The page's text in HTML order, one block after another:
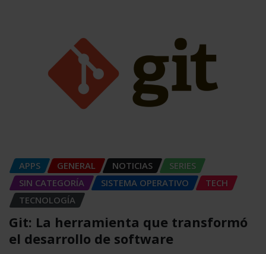
APPS GENERAL NOTICIAS
SERIES
SIN CATEGORÍA
SISTEMA OPERATIVO
TECH
TECNOLOGÍA
Git: La herramienta que transformó
el desarrollo de software